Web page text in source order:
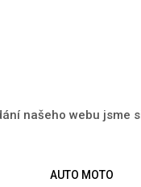
našeho webu jsme
AUTO MOTO